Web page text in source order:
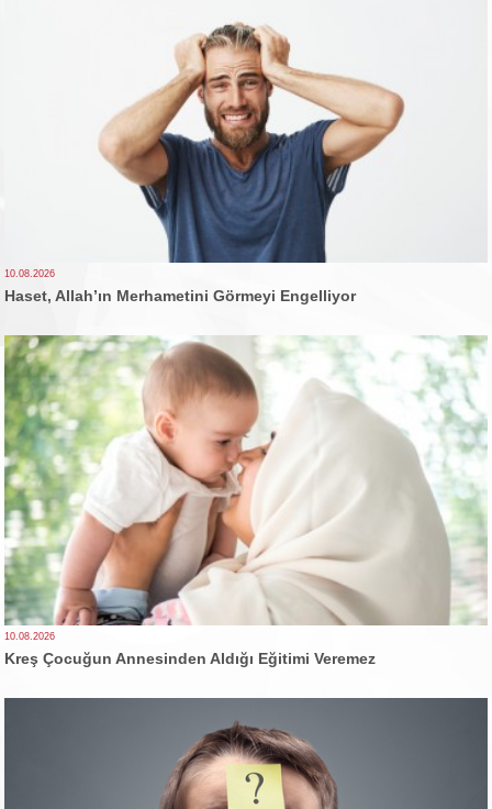
10.08.2026
Haset, Allah’ın Merhametini Görmeyi Engelliyor
10.08.2026
Kreş Çocuğun Annesinden Aldığı Eğitimi Veremez